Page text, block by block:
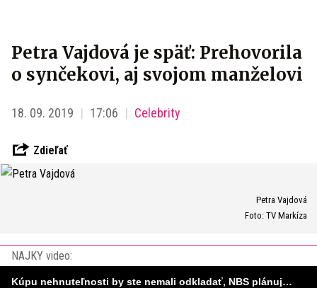
Petra Vajdová je späť: Prehovorila
o synčekovi, aj svojom manželovi
18. 09. 2019 17:06 Celebrity
Zdieľať
Petra Vajdová
Foto: TV Markíza
NAJKY video:
Kúpu nehnuteľnosti by ste nemali odkladať, NBS plánuje sprísniť pravidlá pri hypotékach